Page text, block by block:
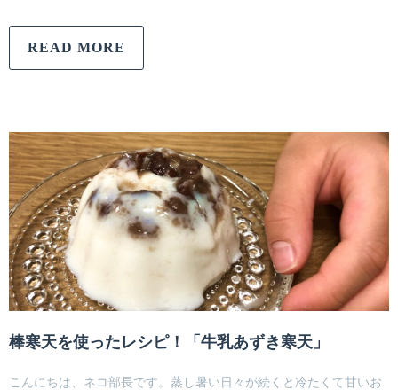
READ MORE
棒寒天を使ったレシピ！「牛乳あずき寒天」
こんにちは、ネコ部長です。蒸し暑い日々が続くと冷たくて甘いお